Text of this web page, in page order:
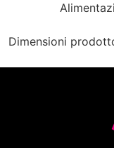
Dimensioni